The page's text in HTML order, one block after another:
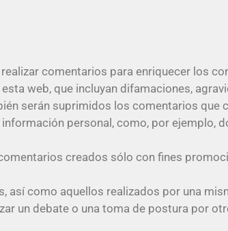
comentarios para enriquecer los
web, que incluyan difamaciones,
serán suprimidos los comentarios que
personal, como, por ejemplo,
creados sólo con fines
así como aquellos realizados por una
un debate o una toma de postura por